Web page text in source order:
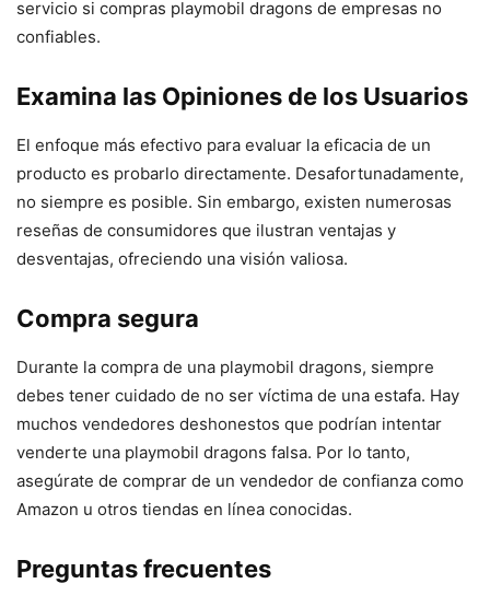
servicio si compras playmobil dragons de empresas no
confiables.
Examina las Opiniones de los Usuarios
El enfoque más efectivo para evaluar la eficacia de un
producto es probarlo directamente. Desafortunadamente,
no siempre es posible. Sin embargo, existen numerosas
reseñas de consumidores que ilustran ventajas y
desventajas, ofreciendo una visión valiosa.
Compra segura
Durante la compra de una playmobil dragons, siempre
debes tener cuidado de no ser víctima de una estafa. Hay
muchos vendedores deshonestos que podrían intentar
venderte una playmobil dragons falsa. Por lo tanto,
asegúrate de comprar de un vendedor de confianza como
Amazon u otros tiendas en línea conocidas.
Preguntas frecuentes